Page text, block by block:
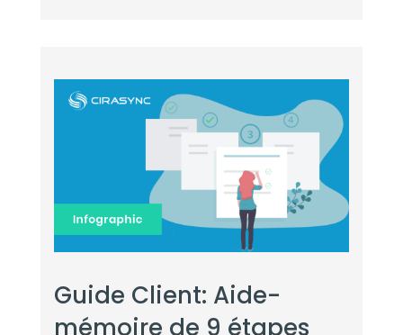
Guide Client: Aide-
mémoire de 9 étapes